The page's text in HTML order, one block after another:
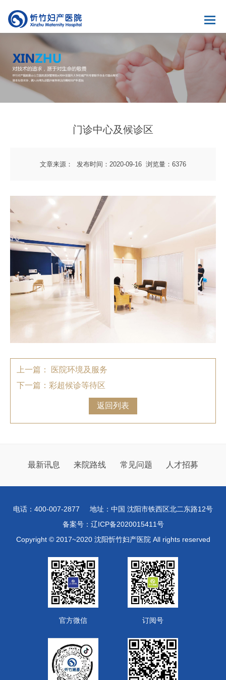
门诊中心及候诊区
文章来源： 发布时间：2020-09-16 浏览量：6376
上一篇： 医院环境及服务
返回列表
下一篇：彩超候诊等待区
最新讯息 来院路线 常见问题 人才招募
电话：400-007-2877
地址：中国 沈阳市铁西区北二东路12号
备案号：辽ICP备2020015411号
Copyright © 2017~2020 沈阳忻竹妇产医院 All rights reserved
官方微信 订阅号